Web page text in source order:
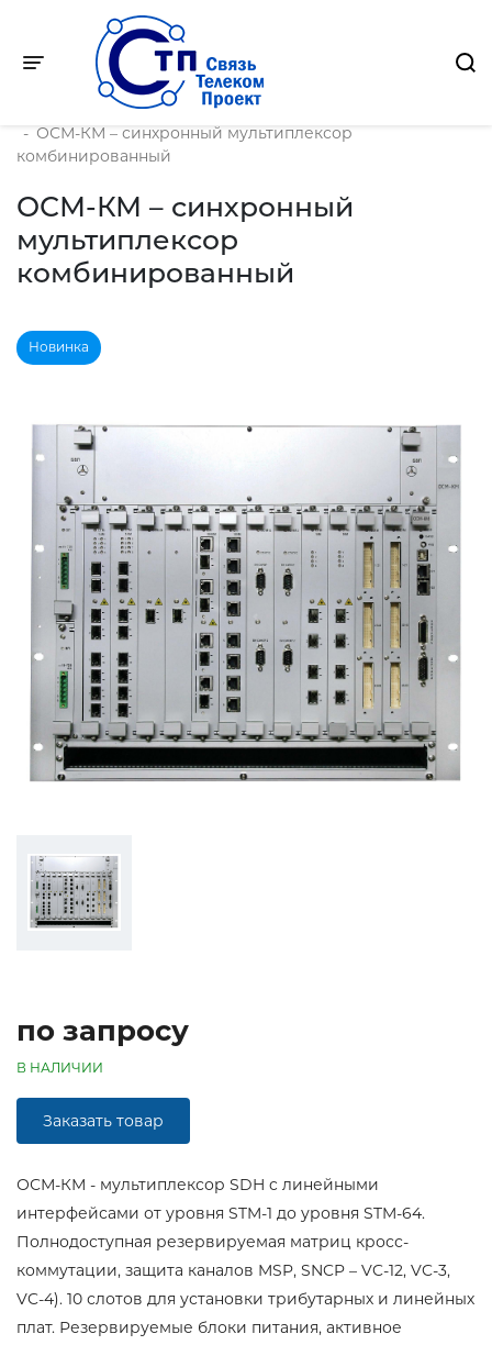
Toggle navigation
Продукция - SDH оборудование
- ОСМ-КМ – синхронный мультиплексор
комбинированный
ОСМ-КМ – синхронный
мультиплексор
комбинированный
Новинка
по запросу
В НАЛИЧИИ
Заказать товар
ОСМ-КМ - мультиплексор SDH c линейными
интерфейсами от уровня STM-1 до уровня STM-64.
Полнодоступная резервируемая матриц кросс-
коммутации, защита каналов MSP, SNCP – VC-12, VC-3,
VC-4). 10 слотов для установки трибутарных и линейных
плат. Резервируемые блоки питания, активное